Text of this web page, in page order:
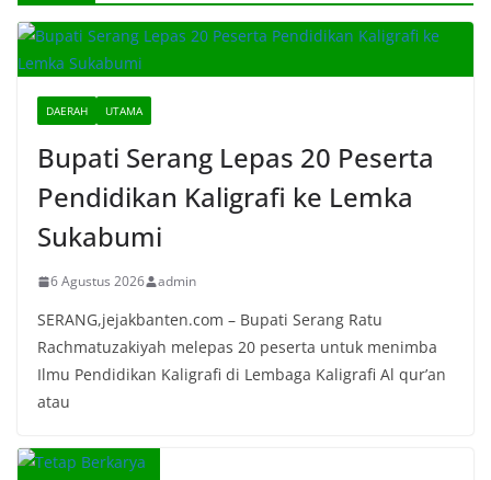
DAERAH UTAMA
Bupati Serang Lepas 20 Peserta
Pendidikan Kaligrafi ke Lemka
Sukabumi
6 Agustus 2026 admin
SERANG,jejakbanten.com – Bupati Serang Ratu
Rachmatuzakiyah melepas 20 peserta untuk menimba
Ilmu Pendidikan Kaligrafi di Lembaga Kaligrafi Al qur’an
atau